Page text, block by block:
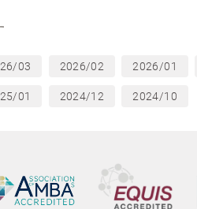
03 2026/02 2026/01
01 2024/12 2024/10